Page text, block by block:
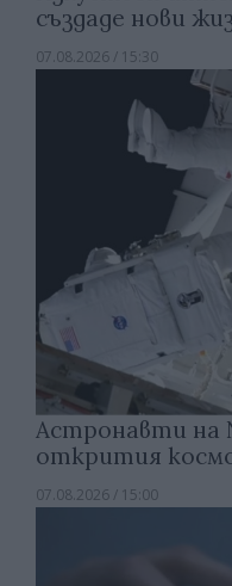
създаде нови
07.08.2026 / 15:30
Астронавти на
открития
07.08.2026 / 15:00